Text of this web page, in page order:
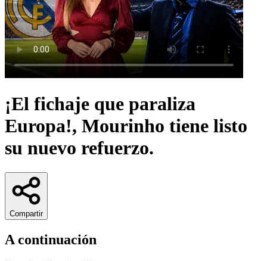
¡El fichaje que paraliza
Europa!, Mourinho tiene listo
su nuevo refuerzo.
Compartir
A continuación